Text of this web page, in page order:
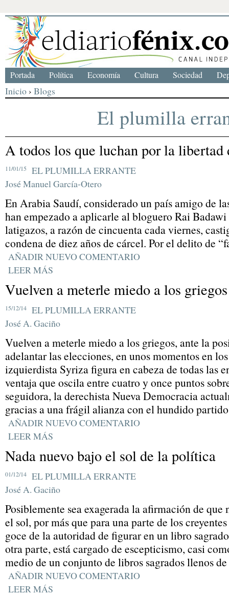
Inicio › Blogs
El plumilla
A todos los que luchan por la libertad
11/01/15
EL PLUMILLA ERRANTE
José Manuel García-Otero
En Arabia Saudí, considerado un país amigo de
han empezado a aplicarle al bloguero Rai
latigazos, a razón de cincuenta cada viernes,
condena de diez años de cárcel. Por el delito de
AÑADIR NUEVO COMENTARIO
LEER MÁS
Vuelven a meterle miedo a los griegos
15/12/14
EL PLUMILLA ERRANTE
José A. Gaciño
Vuelven a meterle miedo a los griegos, ante la
adelantar las elecciones, en unos momentos en
izquierdista Syriza figura en cabeza de todas las
ventaja que oscila entre cuatro y once puntos
seguidora, la derechista Nueva Democracia
gracias a una frágil alianza con el hundido
AÑADIR NUEVO COMENTARIO
LEER MÁS
Nada nuevo bajo el sol de la política
01/12/14
EL PLUMILLA ERRANTE
José A. Gaciño
Posiblemente sea exagerada la afirmación de que
el sol, por más que para una parte de los
goce de la autoridad de figurar en un libro
otra parte, está cargado de escepticismo, casi
medio de un conjunto de libros sagrados llenos
AÑADIR NUEVO COMENTARIO
LEER MÁS
Portada Política Economía Cultura Sociedad